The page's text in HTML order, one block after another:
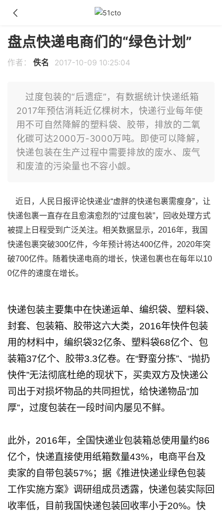
盘点快递电商们的“绿色计划”
作者： 佚名 2017-10-09 10:25:04
过度包装的“后遗症”，有数据统计快递纸箱
2017年预估消耗近亿棵树木，快递行业每年使
用不可自然降解的塑料袋、胶带，排放的二氧
化碳可达2000万-3000万吨。即使可以降解，
快递包装在生产过程中需要排放的废水、废气
和废渣的污染量也不容小觑。
近日，人民日报评论快递业“虚胖的快递包裹需瘦身”，让
快递包裹一直存在且愈演愈烈的“过度包装”，回收处理方式
被提上日程受到广泛关注。相关数据显示，2016年，我国
快递包裹突破300亿件，今年预计将达400亿件，2020年突
破700亿件。随着快递电商的增长，快递包裹也在每年以10
0亿件的速度在增长。
快递包装主要集中在快递运单、编织袋、塑料袋、
封套、包装箱、胶带这六大类，2016年快件包装
用的材料中，编织袋32亿条、塑料袋68亿个、包
装箱37亿个、胶带3.3亿卷。在“野蛮分拣”、“抛扔
快件”无法彻底杜绝的现状下，买卖双方及快递公
司出于对损坏物品的共同担忧，给快递物品“加
厚”，过度包装在一段时间内屡见不鲜。
此外，2016年，全国快递业包装箱总使用量约86
亿个，快递直接使用纸箱数量43%，电商平台及
卖家的自带包装57%；据《推进快递业绿色包装
工作实施方案》调研组成员透露，快递包装实际回
收率低，目前我国快递包装回收率小于20%。快